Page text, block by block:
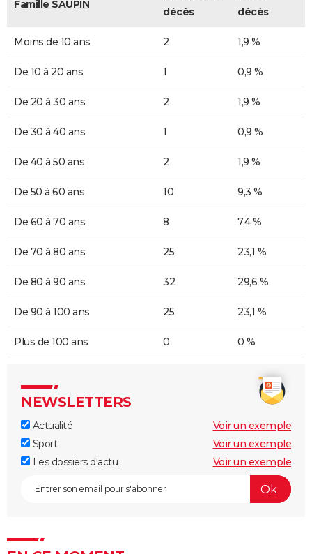
Famille SAUPIN
décès
décès
Moins de 10 ans 2 1,9 %
De 10 à 20 ans 1 0,9 %
De 20 à 30 ans 2 1,9 %
De 30 à 40 ans 1 0,9 %
De 40 à 50 ans 2 1,9 %
De 50 à 60 ans 10 9,3 %
De 60 à 70 ans 8 7,4 %
De 70 à 80 ans 25 23,1 %
De 80 à 90 ans 32 29,6 %
De 90 à 100 ans 25 23,1 %
Plus de 100 ans 0 0 %
NEWSLETTERS
Actualité
Voir un exemple
Sport
Voir un exemple
Les dossiers d'actu
Voir un exemple